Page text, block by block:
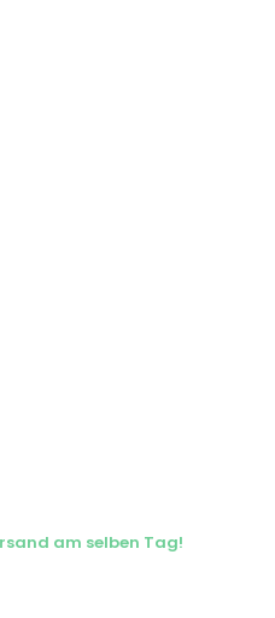
am selben Tag!